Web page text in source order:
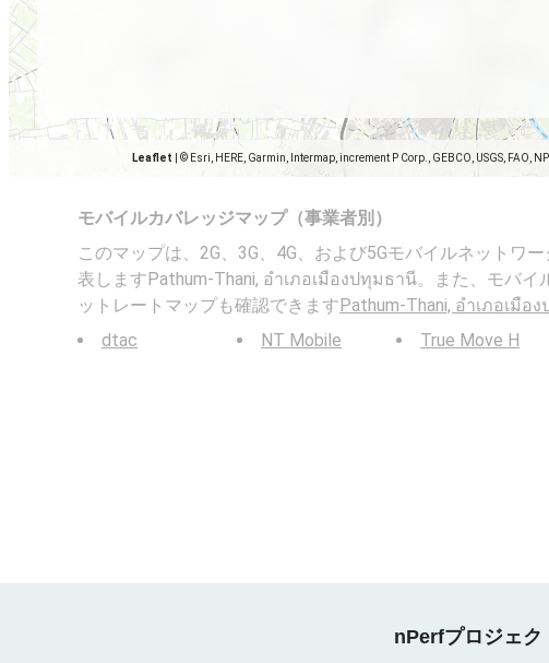
Leaflet © Esri, HERE, Garmin, Intermap, increment P Corp., GEBCO, USGS, FAO,
モバイルカバレッジマップ（事業者別）
このマップは、2G、3G、4G、および5Gモバイルネットワ
表しますPathum-Thani, อำเภอเมืองปทุมธานี。また、モバイ
ットレートマップも確認できますPathum-Thani, อำเภอเมือ
dtac
NT Mobile True Move H
nPerfプロジェク